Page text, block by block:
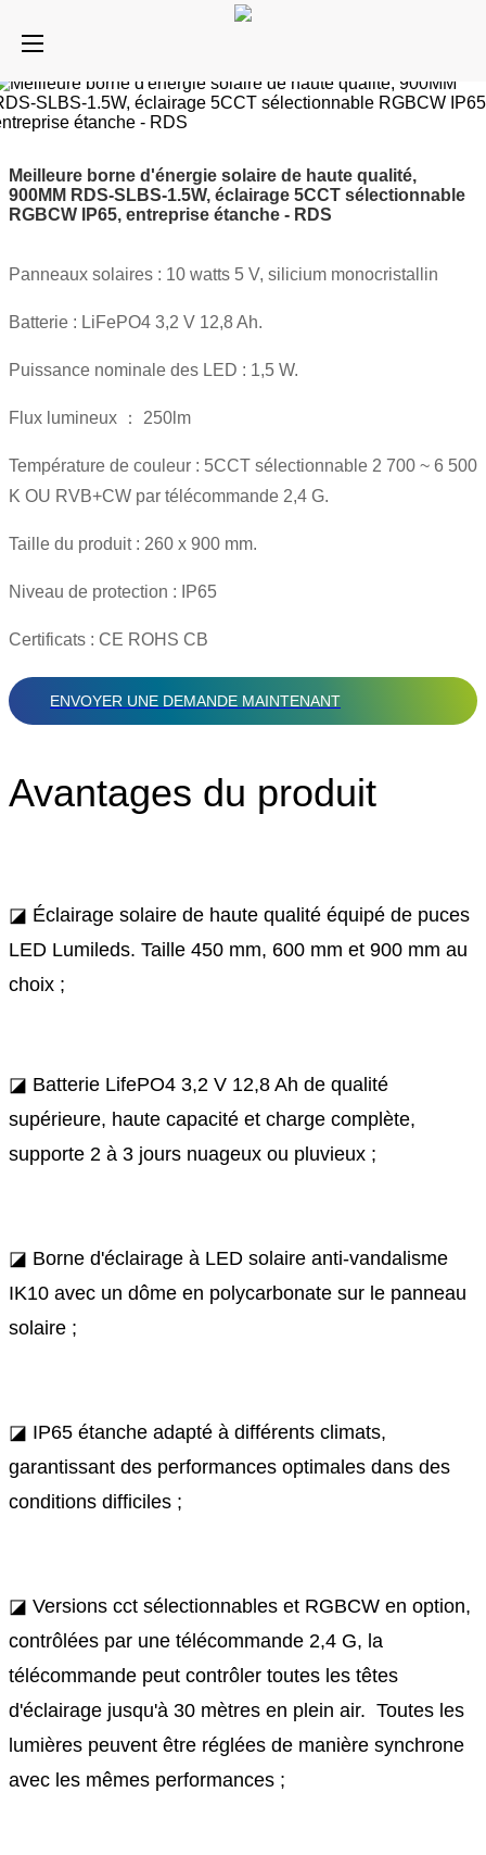
Meilleure borne d'énergie solaire de haute qualité,
900MM RDS-SLBS-1.5W, éclairage 5CCT sélectionnable
RGBCW IP65, entreprise étanche - RDS
Panneaux solaires : 10 watts 5 V, silicium monocristallin
Batterie : LiFePO4 3,2 V 12,8 Ah.
Puissance nominale des LED : 1,5 W.
Flux lumineux ： 250lm
Température de couleur : 5CCT sélectionnable 2 700 ~ 6 500
K OU RVB+CW par télécommande 2,4 G.
Taille du produit : 260 x 900 mm.
Niveau de protection : IP65
Certificats : CE ROHS CB
ENVOYER UNE DEMANDE MAINTENANT
Avantages du produit
◪ Éclairage solaire de haute qualité équipé de puces
LED Lumileds. Taille 450 mm, 600 mm et 900 mm au
choix ;
◪ Batterie LifePO4 3,2 V 12,8 Ah de qualité
supérieure, haute capacité et charge complète,
supporte 2 à 3 jours nuageux ou pluvieux ;
◪ Borne d'éclairage à LED solaire anti-vandalisme
IK10 avec un dôme en polycarbonate sur le panneau
solaire ;
◪ IP65 étanche adapté à différents climats,
garantissant des performances optimales dans des
conditions difficiles ;
◪ Versions cct sélectionnables et RGBCW en option,
contrôlées par une télécommande 2,4 G, la
télécommande peut contrôler toutes les têtes
d'éclairage jusqu'à 30 mètres en plein air. Toutes les
lumières peuvent être réglées de manière synchrone
avec les mêmes performances ;